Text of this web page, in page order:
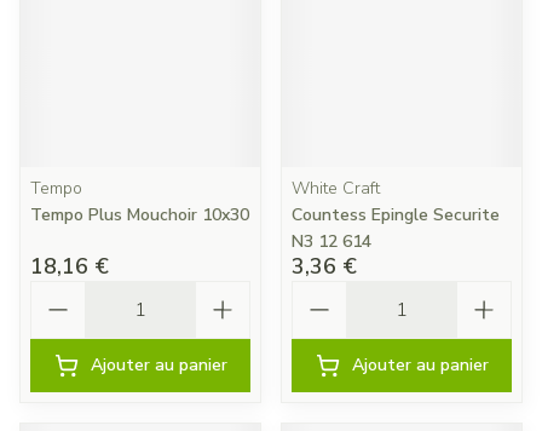
Tempo
Tempo Plus Mouchoir 10x30
18,16 €
Ajouter au panier
White Craft
Countess Epingle Securite
N3 12 614
3,36 €
Ajouter au panier